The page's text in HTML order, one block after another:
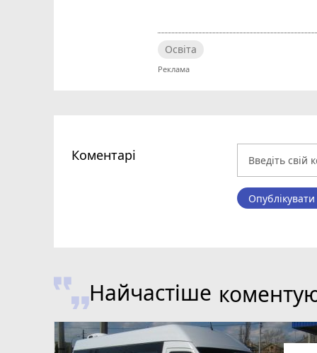
Освіта
Коментарі
Найчастіше